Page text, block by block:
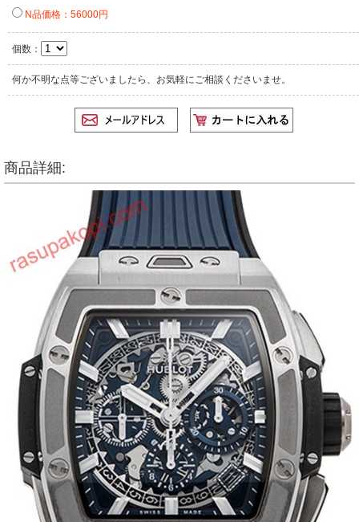
N品価格：56000円
個数：
何か不明な点等ございましたら、お気軽にご相談くださいませ。
商品詳細: